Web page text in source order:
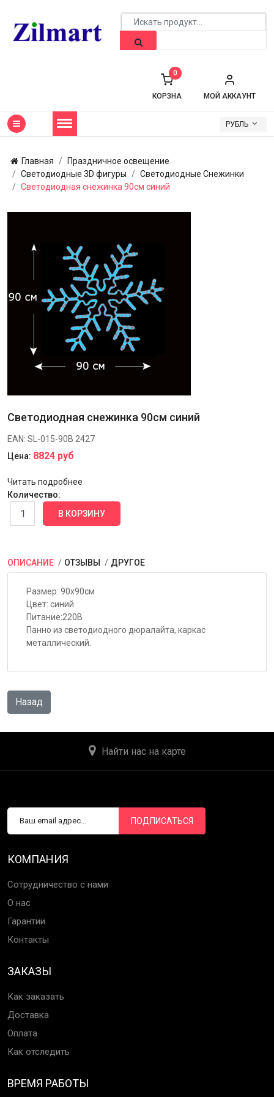
МОЙ АККАУНТ
КОРЗНА
0
РУБЛЬ
Главная
Праздничное освещение
Светодиодные 3D фигуры
Светодиодные Снежинки
Светодиодная снежинка 90см синий
Светодиодная снежинка 90см синий
EAN: SL-015-90B 2427
Цена: 8824 руб
Читать подробнее
Количество:
ОПИСАНИЕ ОТЗЫВЫ ДРУГОЕ
Размер: 90x90см
Цвет: синий
Питание:220В
Панно из светодиодного дюралайта, каркас
металлический.
Найти нас на карте
ПОДПИСАТЬСЯ
КОМПАНИЯ
Сотрудничество с нами
О нас
Гарантии
Контакты
ЗАКАЗЫ
Как заказать
Доставка
Оплата
Как отследить
ВРЕМЯ РАБОТЫ